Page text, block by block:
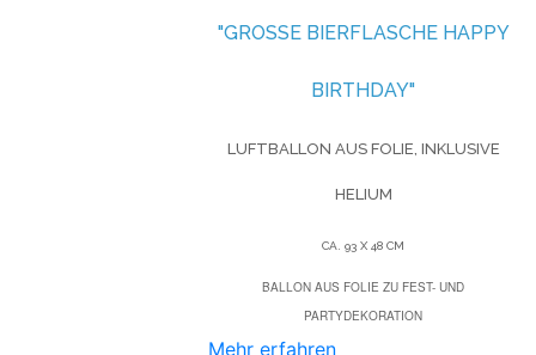
"GROSSE BIERFLASCHE HAPPY B
IRTHDAY"
LUFTBALLON AUS FOLIE, INKLUSIVE
HELIUM
CA. 93 X 48 CM
BALLON AUS FOLIE ZU FEST- UND
PARTYDEKORATION
Mehr erfahren